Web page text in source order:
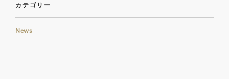
カテゴリー
News